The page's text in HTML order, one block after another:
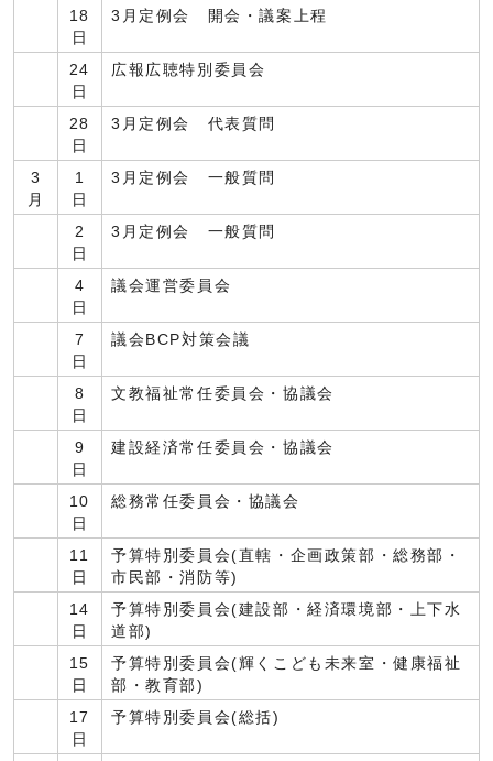
18
日
3月定例会 開会・議案上程
24
日
広報広聴特別委員会
28
日
3月定例会 代表質問
3
月
1
日
3月定例会 一般質問
2
日
3月定例会 一般質問
4
日
議会運営委員会
7
日
議会BCP対策会議
8
日
文教福祉常任委員会・協議会
9
日
建設経済常任委員会・協議会
10
日
総務常任委員会・協議会
11
日
予算特別委員会(直轄・企画政策部・総務部・
市民部・消防等)
14
日
予算特別委員会(建設部・経済環境部・上下水
道部)
15
日
予算特別委員会(輝くこども未来室・健康福祉
部・教育部)
17
日
予算特別委員会(総括)